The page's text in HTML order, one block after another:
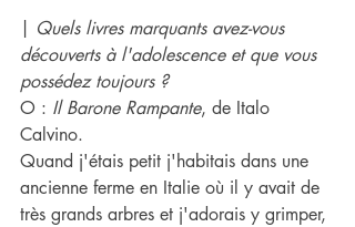
| Quels livres marquants a​vez-vous
découver​​t​s ​à l'adolescence et que vous
possédez toujours ?
O : Il Barone Rampante, de Italo
Calvino.
Quand j'étais petit j'habitais dans une
ancienne ferme en Italie où il y avait de
très grands arbres et j'adorais y grimper,